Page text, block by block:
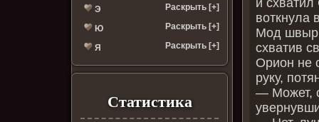
Э Раскрыть [+]
Ю Раскрыть [+]
Я Раскрыть [+]
Статистика
воткнула
Мод
схватив
Орион не
руку,
— Может,